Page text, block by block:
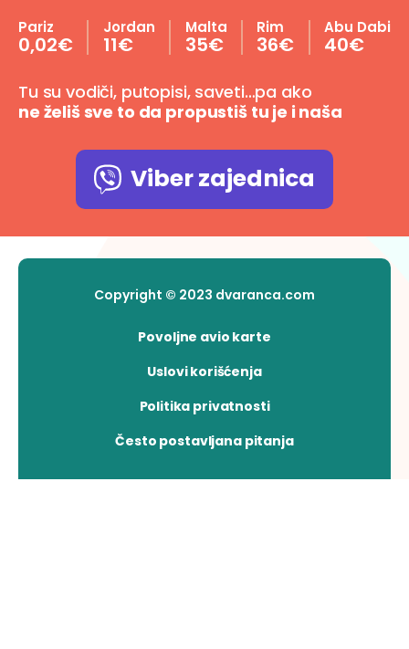
Pariz
0,02€
Jordan
11€
Malta
35€
Rim
36€
Abu Dabi
40€
Tu su vodiči, putopisi, saveti…pa ako
ne želiš sve to da propustiš tu je i naša
Viber zajednica
Copyright © 2023 dvaranca.com
Povoljne avio karte
Uslovi korišćenja
Politika privatnosti
Često postavljana pitanja